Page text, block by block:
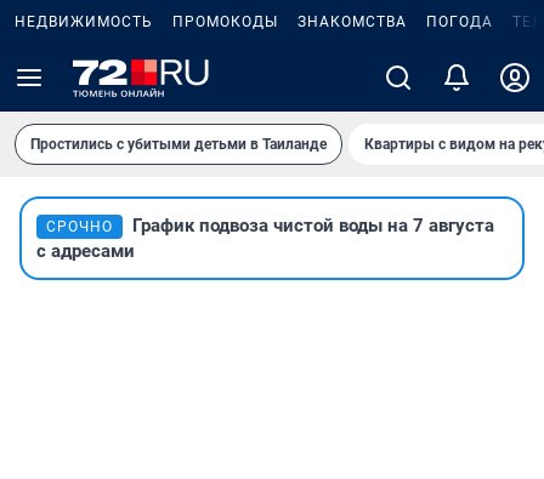
НЕДВИЖИМОСТЬ ПРОМОКОДЫ ЗНАКОМСТВА ПОГОДА
Простились с убитыми детьми в Таиланде Квартиры с видом на
СРОЧНО
График подвоза чистой воды на 7 августа
с адресами